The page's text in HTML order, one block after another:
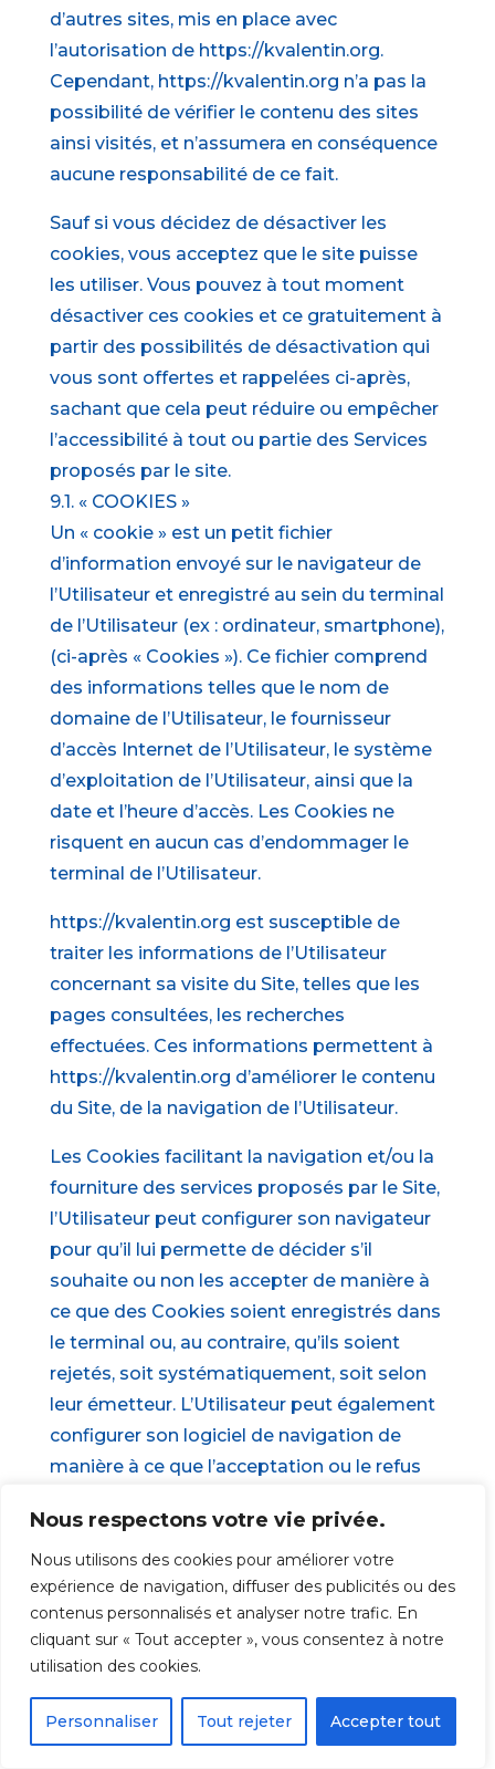
Nous respectons votre vie privée.
Nous utilisons des cookies pour améliorer votre
expérience de navigation, diffuser des publicités ou des
contenus personnalisés et analyser notre trafic. En
cliquant sur « Tout accepter », vous consentez à notre
utilisation des cookies.
Personnaliser Tout rejeter Accepter tout
d’autres sites, mis en place avec
l’autorisation de https://kvalentin.org.
Cependant, https://kvalentin.org n’a pas la
possibilité de vérifier le contenu des sites
ainsi visités, et n’assumera en conséquence
aucune responsabilité de ce fait.
Sauf si vous décidez de désactiver les
cookies, vous acceptez que le site puisse
les utiliser. Vous pouvez à tout moment
désactiver ces cookies et ce gratuitement à
partir des possibilités de désactivation qui
vous sont offertes et rappelées ci-après,
sachant que cela peut réduire ou empêcher
l’accessibilité à tout ou partie des Services
proposés par le site.
9.1. « COOKIES »
Un « cookie » est un petit fichier
d’information envoyé sur le navigateur de
l’Utilisateur et enregistré au sein du terminal
de l’Utilisateur (ex : ordinateur, smartphone),
(ci-après « Cookies »). Ce fichier comprend
des informations telles que le nom de
domaine de l’Utilisateur, le fournisseur
d’accès Internet de l’Utilisateur, le système
d’exploitation de l’Utilisateur, ainsi que la
date et l’heure d’accès. Les Cookies ne
risquent en aucun cas d’endommager le
terminal de l’Utilisateur.
https://kvalentin.org est susceptible de
traiter les informations de l’Utilisateur
concernant sa visite du Site, telles que les
pages consultées, les recherches
effectuées. Ces informations permettent à
https://kvalentin.org d’améliorer le contenu
du Site, de la navigation de l’Utilisateur.
Les Cookies facilitant la navigation et/ou la
fourniture des services proposés par le Site,
l’Utilisateur peut configurer son navigateur
pour qu’il lui permette de décider s’il
souhaite ou non les accepter de manière à
ce que des Cookies soient enregistrés dans
le terminal ou, au contraire, qu’ils soient
rejetés, soit systématiquement, soit selon
leur émetteur. L’Utilisateur peut également
configurer son logiciel de navigation de
manière à ce que l’acceptation ou le refus
ponctuellement, avant qu’un Cookie soit
susceptible d’être enregistré dans son
terminal. https://kvalentin.org informe
l’Utilisateur que, dans ce cas, il se peut que
les fonctionnalités de son logiciel de
Si l’Utilisateur refuse l’enregistrement de